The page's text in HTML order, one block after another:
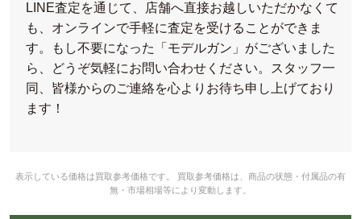
LINE査定を通じて、店舗へ直接お越しいただかなくて
も、オンラインで手軽に査定を受けることができま
す。もし不要になった「モデルガン」がございました
ら、どうぞ気軽にお問い合わせください。スタッフ一
同、皆様からのご連絡を心よりお待ち申し上げており
ます！
表示している価格は買取参考価格です。 買取参考価格は、商品の状態・付属品の有
無・市場相場等により変動します。